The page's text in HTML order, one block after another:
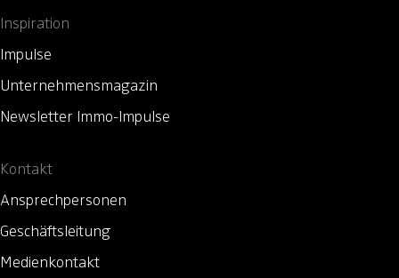
Inspiration
Impulse
Unternehmensmagazin
Newsletter Immo-Impulse
Kontakt
Ansprechpersonen
Geschäftsleitung
Medienkontakt